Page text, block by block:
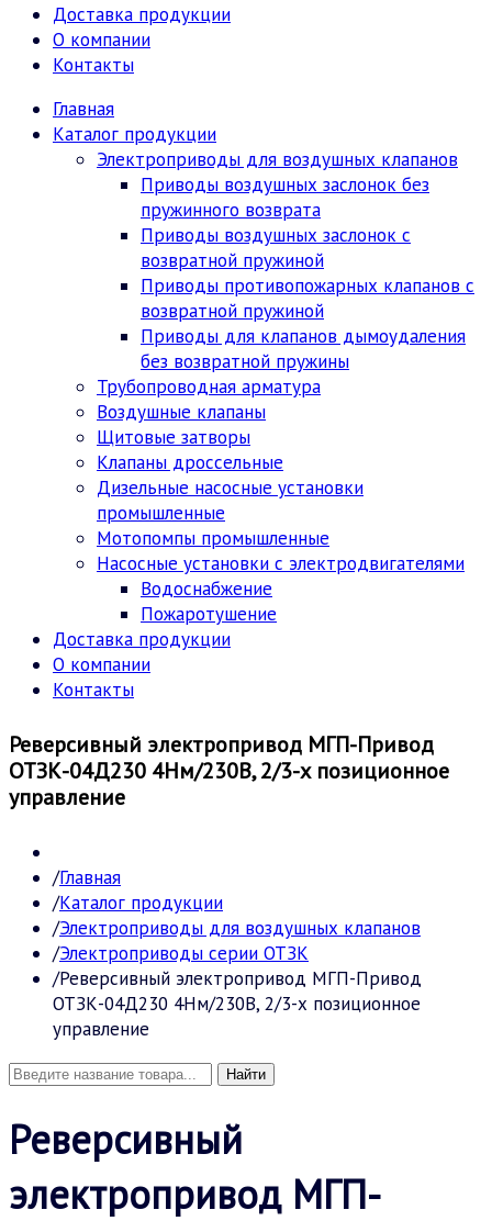
Доставка продукции
О компании
Контакты
Главная
Каталог продукции
Электроприводы для воздушных клапанов
Приводы воздушных заслонок без
пружинного возврата
Приводы воздушных заслонок с
возвратной пружиной
Приводы противопожарных клапанов с
возвратной пружиной
Приводы для клапанов дымоудаления
без возвратной пружины
Трубопроводная арматура
Воздушные клапаны
Щитовые затворы
Клапаны дроссельные
Дизельные насосные установки
промышленные
Мотопомпы промышленные
Насосные установки с электродвигателями
Водоснабжение
Пожаротушение
Доставка продукции
О компании
Контакты
Реверсивный электропривод МГП-Привод
ОТЗК-04Д230 4Нм/230В, 2/3-х позиционное
управление
Главная
Каталог продукции
Электроприводы для воздушных клапанов
Электроприводы серии ОТЗК
Реверсивный электропривод МГП-Привод
ОТЗК-04Д230 4Нм/230В, 2/3-х позиционное
управление
Реверсивный
электропривод МГП-